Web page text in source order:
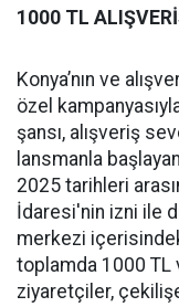
1000 TL
Konya’nın ve
özel
şansı, alışveriş
lansmanla
2025 tarihleri
İdaresi'nin izni ile
merkezi
toplamda 1000 TL
ziyaretçiler,